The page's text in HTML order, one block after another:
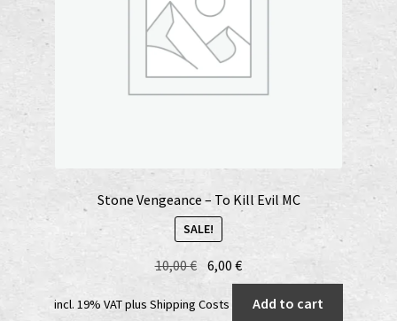
Stone Vengeance – To Kill Evil MC
SALE!
10,00€ Original
was:
6,00€Current
price
is:
incl. 19% VATplus Shipping Costs Add to cart